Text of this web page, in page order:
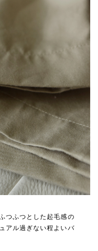
つふつとした起毛感の
アル過ぎない程よいバ